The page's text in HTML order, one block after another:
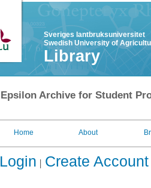
Sveriges lantbruksuniversitet
Swedish University of
Library
Epsilon Archive for Student
Home About
Login Create Account